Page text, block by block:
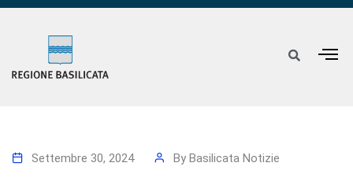
Settembre 30, 2024 By Basilicata Notizie